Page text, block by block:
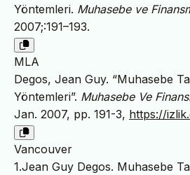
Yöntemleri. Muhasebe ve
2007;:191–193.
MLA
Degos, Jean Guy. “Muhasebe
Yöntemleri”. Muhasebe Ve
Jan. 2007, pp. 191-3, https://
Vancouver
1.Jean Guy Degos. Muhasebe